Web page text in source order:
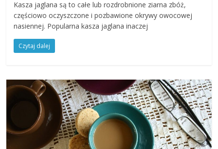
Kasza jaglana są to całe lub rozdrobnione ziarna zbóż,
częściowo oczyszczone i pozbawione okrywy owocowej
nasiennej. Popularna kasza jaglana inaczej
Czytaj dalej